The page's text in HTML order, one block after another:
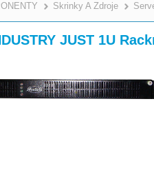
>
Skrinky A Zdroje
JUST 1U